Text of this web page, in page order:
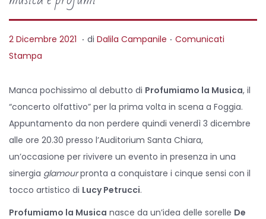
P
o
t
e
d
o
n
2 Dicembre 2021 2
c
e
m
b
r
e
2
. di Dalila Campanile . P
t
e
d
i
n
Comunicati
Stampa
Manca pochissimo al debutto di Profumiamo la Musica, il
“concerto olfattivo” per la prima volta in scena a Foggia.
Appuntamento da non perdere quindi venerdì 3 dicembre
alle ore 20.30 presso l’Auditorium Santa Chiara,
un’occasione per rivivere un evento in presenza in una
sinergia glamourpronta a conquistare i cinque sensi con il
tocco artistico di Lucy Petrucci.
Profumiamo la Musica nasce da un’idea delle sorelle De